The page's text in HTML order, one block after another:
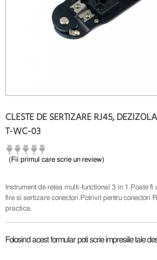
CLESTE DE SERTIZARE RJ45,
T-WC-03
(Fii primul care scrie un review)
Instrument de retea multi-functional 3 in 1.Poate
fire si sertizare conectori.Potrivit pentru conectori
practica.
Folosind acest formular poti scrie impresiile tale